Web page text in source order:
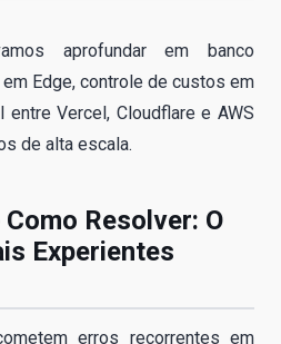
aprofundar em banco
Edge, controle de custos em
entre Vercel, Cloudflare e AWS
de alta escala.
Resolver: O
Experientes
erros recorrentes em